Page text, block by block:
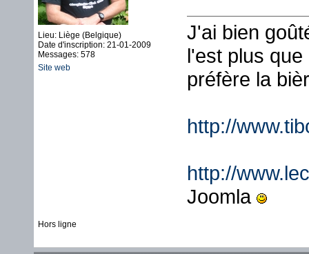
Lieu: Liège (Belgique)
Date d'inscription: 21-01-2009
Messages: 578
Site web
J'ai bien
l'est plus
préfère la
http://
http://
Joomla
Hors ligne